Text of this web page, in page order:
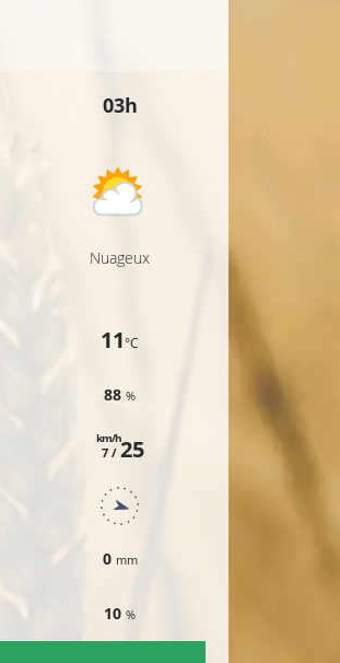
03h
Nuageux
11°C
88%
7 /
km/h25
0 mm
10%